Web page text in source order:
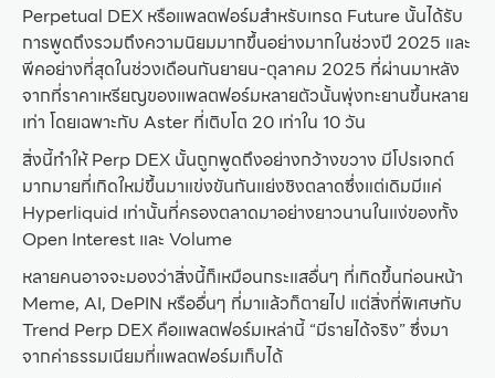
Perpetual DEX หรือแพลตฟอร์มสำหรับเทรด Future นั้นได้รับ
การพูดถึงรวมถึงความนิยมมากขึ้นอย่างมากในช่วงปี 2025 และ
พีคอย่างที่สุดในช่วงเดือนกันยายน-ตุลาคม 2025 ที่ผ่านมาหลัง
จากที่ราคาเหรียญของแพลตฟอร์มหลายตัวนั้นพุ่งทะยานขึ้นหลาย
เท่า โดยเฉพาะกับ Aster ที่เติบโต 20 เท่าใน 10 วัน
สิ่งนี้ทำให้ Perp DEX นั้นถูกพูดถึงอย่างกว้างขวาง มีโปรเจกต์
มากมายที่เกิดใหม่ขึ้นมาแข่งขันกันแย่งชิงตลาดซึ่งแต่เดิมมีแค่
Hyperliquid เท่านั้นที่ครองตลาดมาอย่างยาวนานในแง่ของทั้ง
Open Interest และ Volume
หลายคนอาจจะมองว่าสิ่งนี้ก็เหมือนกระแสอื่นๆ ที่เกิดขึ้นก่อนหน้า
Meme, AI, DePIN หรืออื่นๆ ที่มาแล้วก็ตายไป แต่สิ่งที่พิเศษกับ
Trend Perp DEX คือแพลตฟอร์มเหล่านี้ “มีรายได้จริง” ซึ่งมา
จากค่าธรรมเนียมที่แพลตฟอร์มเก็บได้